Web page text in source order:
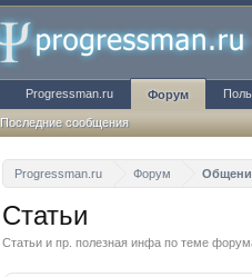
Progressman.ru Форум
Статьи
Статьи и пр. полезная инфа по теме
Progressman.ru Форум
Последние сообщения